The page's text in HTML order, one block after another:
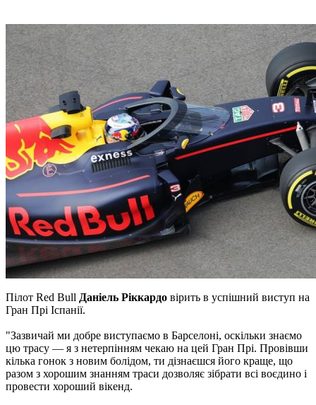
Пілот Red Bull Даніель Ріккардо вірить в успішний виступ на
Гран Прі Іспанії.
"Зазвичай ми добре виступаємо в Барселоні, оскільки знаємо
цю трасу — я з нетерпінням чекаю на цей Гран Прі. Провівши
кілька гонок з новим болідом, ти дізнаєшся його краще, що
разом з хорошим знанням траси дозволяє зібрати всі воєдино і
провести хороший вікенд.